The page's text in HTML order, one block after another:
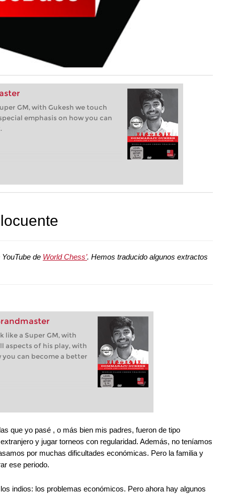
GM, with Gukesh we touch
emphasis on how you can
de World Chess’. Hemos traducido algunos extractos
like a Super GM, with
aspects of his play, with
you can become a better
que yo pasé , o más bien mis padres, fueron de tipo
y jugar torneos con regularidad. Además, no teníamos
por muchas dificultades económicas. Pero la familia y
ese periodo.
indios: los problemas económicos. Pero ahora hay algunos